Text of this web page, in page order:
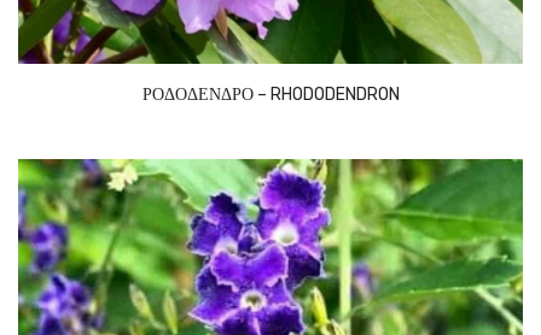
ΡΟΔΟΔΕΝΔΡΟ – RHODODENDRON